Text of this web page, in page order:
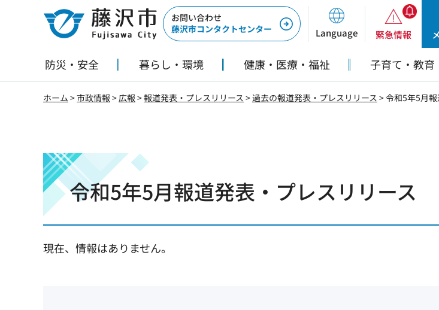
藤沢市
お問い合わせ
藤沢市コンタクトセンター
Language 緊急情報
防災・安全 暮らし・環境 健康・医療・福祉 子育て・教育
ホーム >市政情報 >広報 >報道発表・プレスリリース >過去の報道発表・プレスリリース > 令和5年5月
令和5年5月報道発表・プレスリリース
現在、情報はありません。